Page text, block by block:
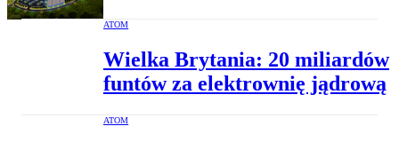
ATOM
Wielka Brytania: 20 miliardów
funtów za elektrownię jądrową
ATOM